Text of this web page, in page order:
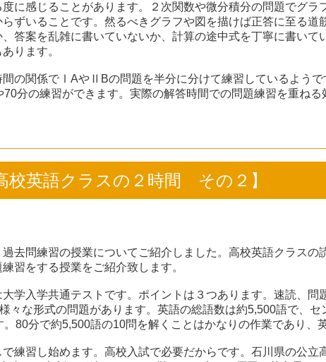
に感じることがあります。２次関数や微分積分の問題でグ
ずいることです。然るべきグラフや図を描けば正答に至る
答案を乱雑に書いていないか、計算の途中式を丁寧に書い
ります。
の関係でⅠAやⅡBの問題を半分に分けて練習しているよう
70分の練習ができます。実際の解答時間での問題練習を重ねる
校英語クラスの２時間 その２】
去問練習の授業についてご紹介しました。高校英語クラス
習をする授業をご紹介致します。
学入学共通テストです。ポイントは３つあります。速読、
々な形式の問題があります。英語の総語数は約5,500語で、
80分で約5,500語の10問を解くことはかなりの作業であり、
練習し始めます。高校入試で必要だからです。石川県の公立